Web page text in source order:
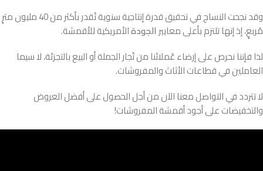
وقد نجحت النساج في تحقيق قدرة إنتاجية سنوية تُقدر بأكثر من 40 مليون مترٍ
مُربعٍ، إذ إنها تلتزم بأعلى معاييرالجودةالأمريكية للأقمشة.
لذا فإننا نحرص على إرضاء عُملائنا من تُجار الجملة أو البيع بالتجزئة، لا سيما
العاملين في قطاعات الأثاث والمفروشات.
لا تتردد في التواصل معنا الآن من أجل الحصول على أفضل العروض
والتخفيضات على أجود أقمشة المفروشات!